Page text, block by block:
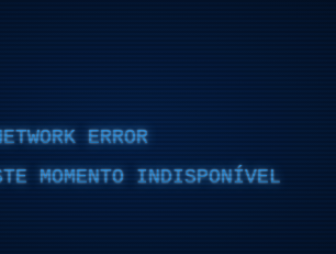
ERROR
MOMENTO INDISPONÍVEL